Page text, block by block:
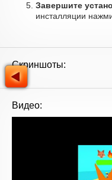
Завершите
инсталляции
Скриншоты:
Видео: